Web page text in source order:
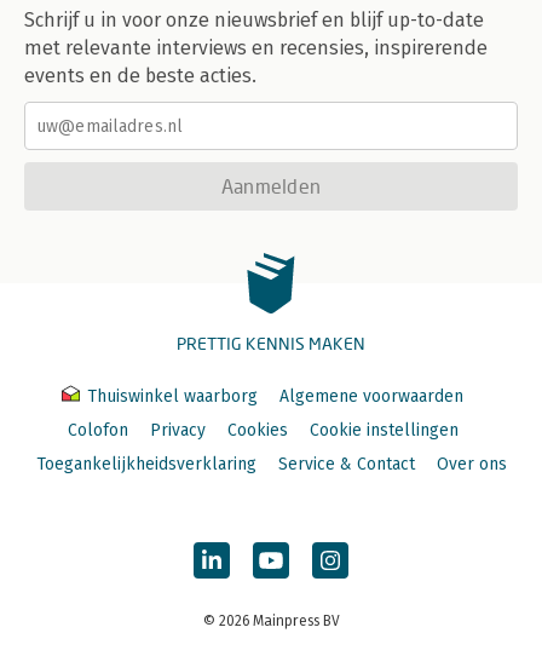
Schrijf u in voor onze nieuwsbrief en blijf up-to-date
met relevante interviews en recensies, inspirerende
events en de beste acties.
Aanmelden
PRETTIG KENNIS MAKEN
Thuiswinkel waarborg
Algemene voorwaarden
Colofon
Privacy Cookies
Cookie instellingen
Toegankelijkheidsverklaring
Service & Contact Over ons
© 2026 Mainpress BV